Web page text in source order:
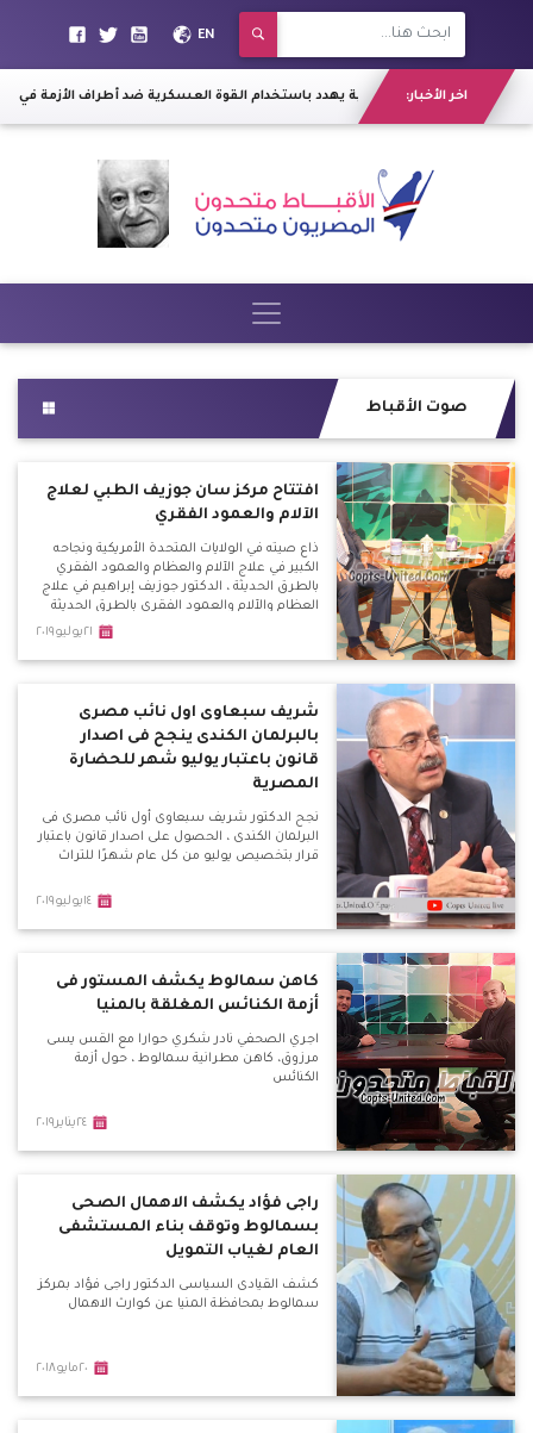
EN
اخر الأخبار:
تحالف دعم الشرعية يهدد باستخدام القوة العسكرية ضد أطراف الأزمة في "عدن"
صوت الأقباط
افتتاح مركز سان جوزيف الطبي لعلاج
الآلام والعمود الفقري
ذاع صيته في الولايات المتحدة الأمريكية ونجاحه
الكبير في علاج الآلام والعظام والعمود الفقري
بالطرق الحديثة ، الدكتور جوزيف إبراهيم في علاج
العظام والآلام والعمود الفقري بالطرق الحديثة
٢١يوليو٢٠١٩
شريف سبعاوى اول نائب مصرى
بالبرلمان الكندى ينجح فى اصدار
قانون باعتبار يوليو شهر للحضارة
المصرية
نجح الدكتور شريف سبعاوى أول نائب مصرى فى
البرلمان الكندى ، الحصول على اصدار قانون باعتبار
قرار بتخصيص يوليو من كل عام شهرًا للتراث
١٤يوليو٢٠١٩
كاهن سمالوط يكشف المستور فى
أزمة الكنائس المغلقة بالمنيا
اجري الصحفي نادر شكري حوارا مع القس يسى
مرزوق، كاهن مطرانية سمالوط ، حول أزمة
الكنائس
٢٤يناير٢٠١٩
راجى فؤاد يكشف الاهمال الصحى
بسمالوط وتوقف بناء المستشفى
العام لغياب التمويل
كشف القيادى السياسى الدكتور راجى فؤاد بمركز
سمالوط بمحافظة المنيا عن كوارث الاهمال
٢٠مايو٢٠١٨